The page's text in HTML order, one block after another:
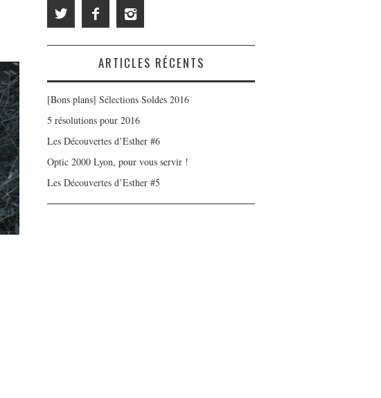
ARTICLES RÉCENTS
[Bons plans] Sélections Soldes 2016
5 résolutions pour 2016
Les Découvertes d’Esther #6
Optic 2000 Lyon, pour vous servir !
Les Découvertes d’Esther #5